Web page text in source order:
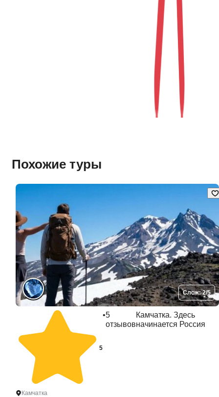
Похожие туры
Слож: 2/5
5
•5
отзывов
Камчатка. Здесь
начинается Россия
Камчатка